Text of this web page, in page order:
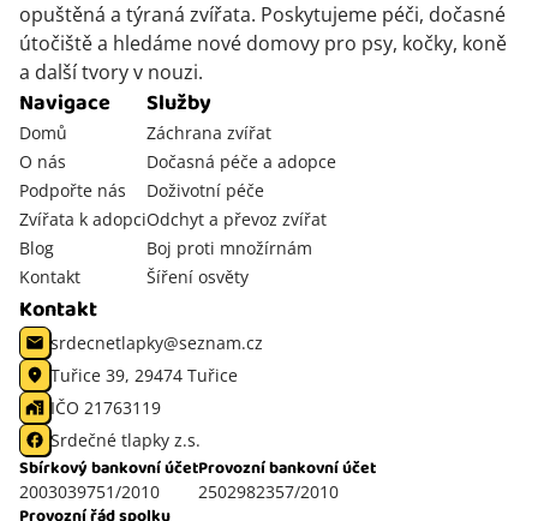
opuštěná a týraná zvířata. Poskytujeme péči, dočasné
útočiště a hledáme nové domovy pro psy, kočky, koně
a další tvory v nouzi.
Navigace
Domů
O nás
Podpořte nás
Zvířata k adopci
Blog
Kontakt
Služby
Záchrana zvířat
Dočasná péče a adopce
Doživotní péče
Odchyt a převoz zvířat
Boj proti množírnám
Šíření osvěty
Kontakt
srdecnetlapky@seznam.cz
Tuřice 39, 29474 Tuřice
IČO 21763119
Srdečné tlapky z.s.
Sbírkový bankovní účet
2003039751/2010
Provozní bankovní účet
2502982357/2010